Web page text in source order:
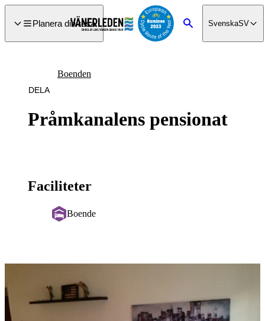
till
Planera din resa
Sök SvenskaSV
Pråmkanalens pensionat
Boenden
DELA
Faciliteter
Boende
Bildspel
bilder